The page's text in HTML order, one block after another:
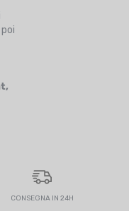
CONSEGNA IN 24H